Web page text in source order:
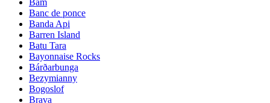
Bam
Banc de ponce
Banda Api
Barren Island
Batu Tara
Bayonnaise Rocks
Bárðarbunga
Bezymianny
Bogoslof
Brava